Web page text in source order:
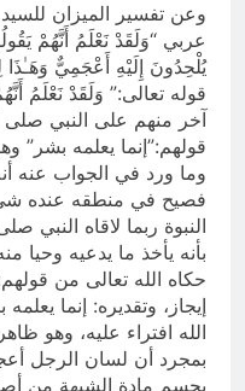
وعن تفسير الميزان
عربي “وَلَقَدْ نَعْلَمُ أَنَّهُمْ
قوله تعالى:” وَلَقَدْ نَعْلَمُ
آخر منهم على النبي صلى
قولهم:”إنما يعلمه بشر”
وما ورد في الجواب عنه
فصيح في منطقه عنده
النبوة ربما لاقاه النبي
بأنه يأخذ ما يدعيه وحيا
حكاه الله تعالى من
إيجاز، وتقديره: إنما
الله افتراء عليه، وهو
بمجرد أن لسان الرجل
يحسم مادة الشبهة من